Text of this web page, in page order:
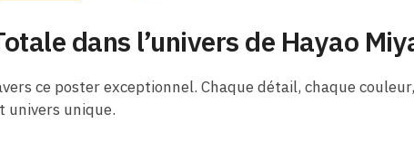
dans l’univers de Hayao
ce poster exceptionnel. Chaque détail, chaque
univers unique.